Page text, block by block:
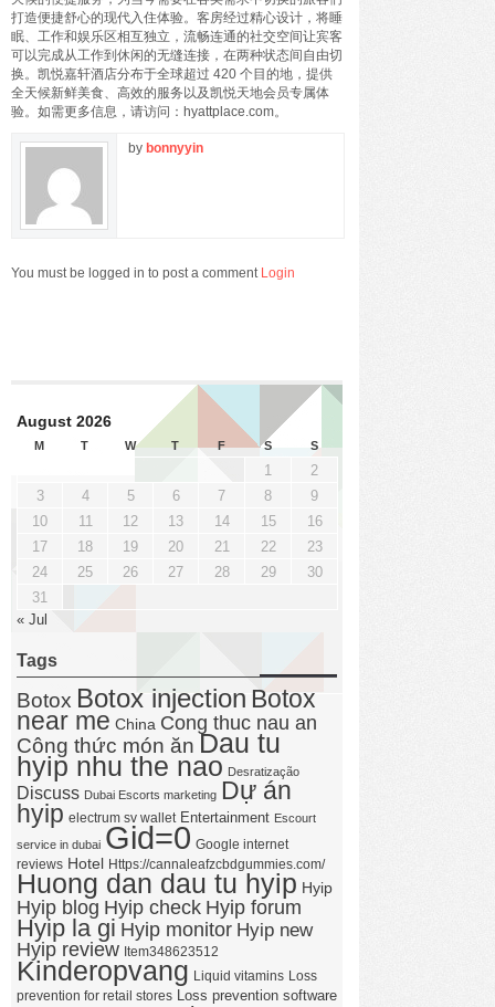
打造便捷舒心的现代入住体验。客房经过精心设计，将睡
眠、工作和娱乐区相互独立，流畅连通的社交空间让宾客
可以完成从工作到休闲的无缝连接，在两种状态间自由切
换。凯悦嘉轩酒店分布于全球超过 420 个目的地，提供
全天候新鲜美食、高效的服务以及凯悦天地会员专属体
验。如需更多信息，请访问：hyattplace.com。
by bonnyyin
You must be logged in to post a comment Login
August 2026
M T W T F S S
1
2
3
4 5 6 7 8
9
10
11 12 13 14 15
16
17
18 19 20 21 22
23
24
25 26 27 28 29
30
31
« Jul
Tags
Botox Botox injection Botox
near me China Cong thuc nau an
Công thức món ăn Dau tu
hyip nhu the nao Desratização
Discuss Dubai Escorts marketing Dự án
hyip electrum sv wallet Entertainment Escourt
service in dubai Gid=0 Google internet
reviews Hotel Https://cannaleafzcbdgummies.com/
Huong dan dau tu hyip Hyip
Hyip blog Hyip check Hyip forum
Hyip la gi Hyip monitor Hyip new
Hyip review Item348623512
Kinderopvang Liquid vitamins Loss
prevention for retail stores Loss prevention software